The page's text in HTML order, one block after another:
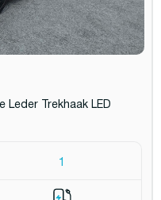
Leder Trekhaak LED
1